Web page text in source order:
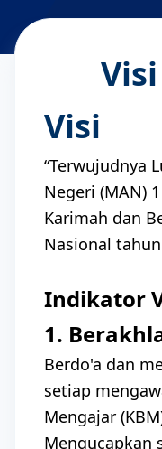
Visi
“Terwujudnya
Negeri (MAN)
Karimah dan
Nasional tahun
Indikator
1.
Berdo'a dan
setiap
Mengajar
Mengucapkan